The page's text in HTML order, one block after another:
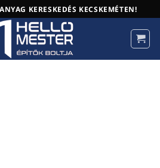
KERESKEDÉS KECSKEMÉTEN!